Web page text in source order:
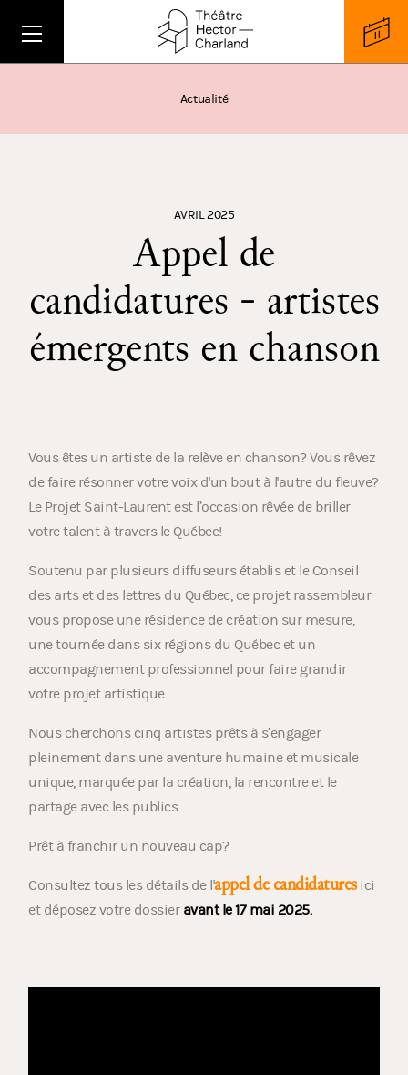
Actualité
AVRIL 2025
Appel de
candidatures - artistes
émergents en chanson
Vous êtes un artiste de la relève en chanson? Vous rêvez
de faire résonner votre voix d'un bout à l'autre du fleuve?
Le Projet Saint-Laurent est l’occasion rêvée de briller
votre talent à travers le Québec!
Soutenu par plusieurs diffuseurs établis et le Conseil
des arts et des lettres du Québec, ce projet rassembleur
vous propose une résidence de création sur mesure,
une tournée dans six régions du Québec et un
accompagnement professionnel pour faire grandir
votre projet artistique.
Nous cherchons cinq artistes prêts à s’engager
pleinement dans une aventure humaine et musicale
unique, marquée par la création, la rencontre et le
partage avec les publics.
Prêt à franchir un nouveau cap?
Consultez tous les détails de l'appel de candidaturesici
et déposez votre dossier avant le 17 mai 2025.